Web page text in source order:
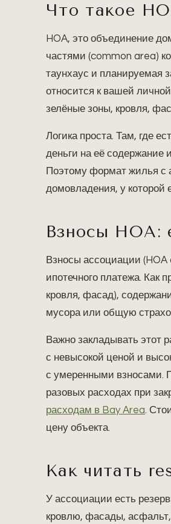
Что такое
HOA, это объединение
частями (common area)
таунхаус и планируемая
относится к вашей
зелёные зоны, кровля,
Логика проста. Там, где
деньги на её содержание
Поэтому формат жилья с
домовладения, у которой
Взносы HOA:
Взносы ассоциации
ипотечного платежа. Как
кровля, фасад),
мусора или общую
Важно закладывать этот
с невысокой ценой и
с умеренными взносами.
разовых расходах при
расходам в Bay Area.
цену объекта.
Как читать
У ассоциации есть
кровлю, фасады,